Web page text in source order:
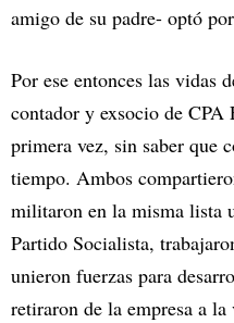
amigo de su padre- optó
Por ese entonces las vidas
contador y exsocio de CPA
primera vez, sin saber que
tiempo. Ambos
militaron en la misma lista
Partido Socialista,
unieron fuerzas para
retiraron de la empresa a